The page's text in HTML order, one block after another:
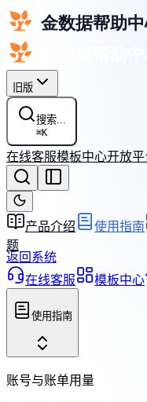
旧版
搜索...
⌘K
在线客服模板中心开放平
产品介绍 使用指南
题
返回系统
在线客服
模板中心
使用指南
账号与账单用量